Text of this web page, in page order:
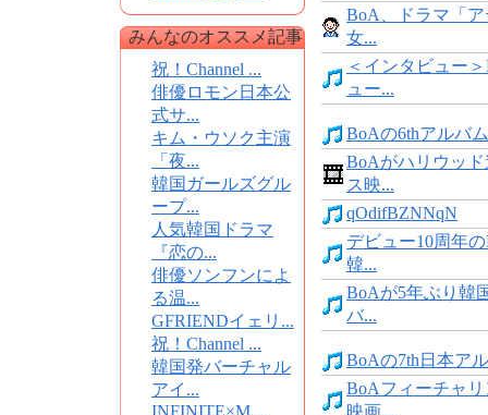
みんなのオススメ記事
祝！Channel ...
俳優ロモン日本公
式サ...
キム・ウソク主演
「夜...
韓国ガールズグル
ープ...
人気韓国ドラマ
『恋の...
俳優ソンフンによ
る温...
GFRIENDイェリ...
祝！Channel ...
韓国発バーチャル
アイ...
INFINITE×M...
BoA、ドラマ「
女...
＜インタビュー
ュー...
BoAの6thアルバ
BoAがハリウッ
ス映...
qOdifBZNNqN
デビュー10周年
韓...
BoAが5年ぶり韓
バ...
BoAの7th日本ア
BoAフィーチャ
映画...